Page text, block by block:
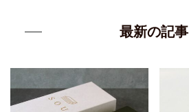
最新の記事